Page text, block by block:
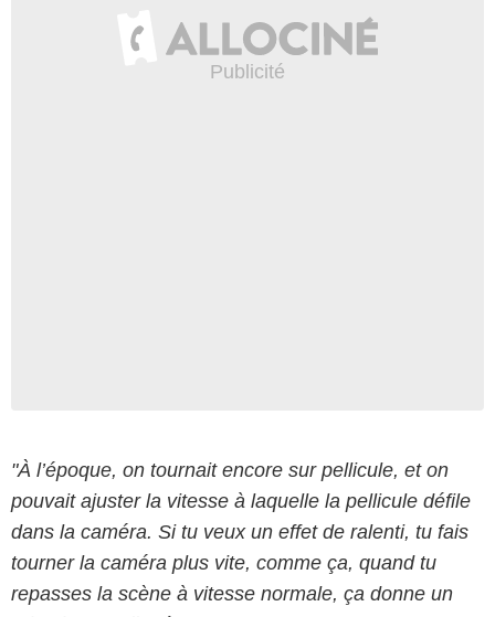
"À l’époque, on tournait encore sur pellicule, et on
pouvait ajuster la vitesse à laquelle la pellicule défile
dans la caméra. Si tu veux un effet de ralenti, tu fais
tourner la caméra plus vite, comme ça, quand tu
repasses la scène à vitesse normale, ça donne un